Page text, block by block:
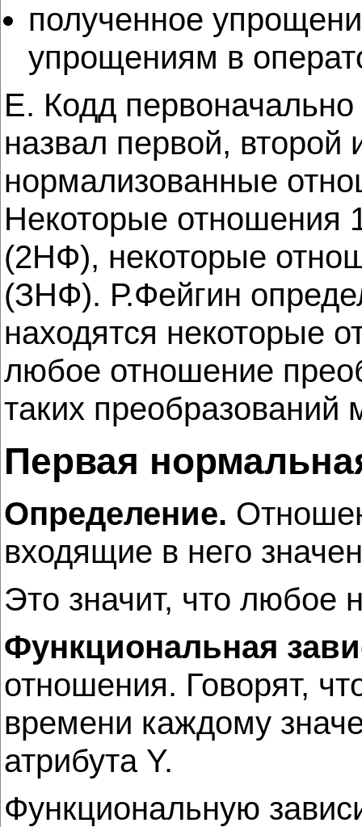
полученное
упрощениям в
Е. Кодд
назвал первой,
нормализованные
Некоторые отношения
(2НФ), некоторые
(ЗНФ). Р.Фейгин
находятся некоторые
любое отношение
таких
Первая
Определение.
входящие в него
Это значит, что любое
Функциональная
отношения. Говорят,
времени каждому
атрибута Y.
Функциональную